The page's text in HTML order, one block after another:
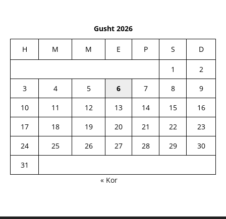
Gusht 2026
H M M E P S D
1
2
3
4 5 6 7 8
9
10
11 12 13 14 15
16
17
18 19 20 21 22
23
24
25 26 27 28 29
30
31
« Kor